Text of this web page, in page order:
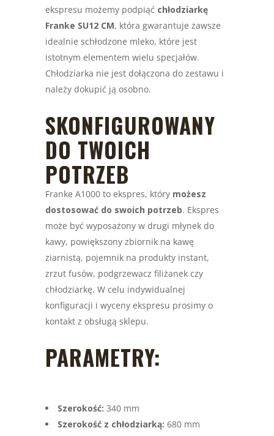
ekspresu możemy podpiąć chłodziarkę
Franke SU12 CM, która gwarantuje zawsze
idealnie schłodzone mleko, które jest
istotnym elementem wielu specjałów.
Chłodziarka nie jest dołączona do zestawu i
należy dokupić ją osobno.
SKONFIGUROWANY
DO TWOICH
POTRZEB
Franke A1000 to ekspres, który możesz
dostosować do swoich potrzeb. Ekspres
może być wyposażony w drugi młynek do
kawy, powiększony zbiornik na kawę
ziarnistą, pojemnik na produkty instant,
zrzut fusów, podgrzewacz filiżanek czy
chłodziarkę. W celu indywidualnej
konfiguracji i wyceny ekspresu prosimy o
kontakt z obsługą sklepu.
PARAMETRY:
Szerokość: 340 mm
Szerokość z chłodziarką: 680 mm